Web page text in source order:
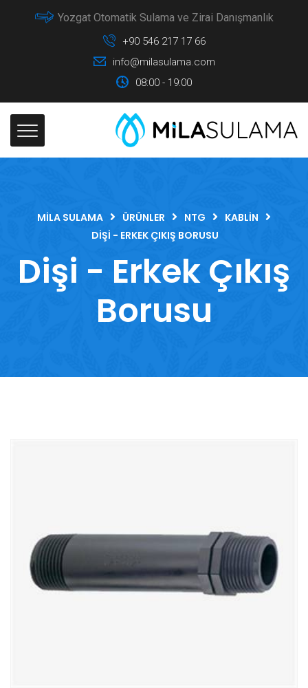
Yozgat Otomatik Sulama ve Zirai Danışmanlık
+90 546 217 17 66
info@milasulama.com
08:00 - 19:00
MILA SULAMA ÜRÜNLER NTG
KABLIN
DIŞI - ERKEK ÇIKIŞ BORUSU
Dişi - Erkek Çıkış
Borusu